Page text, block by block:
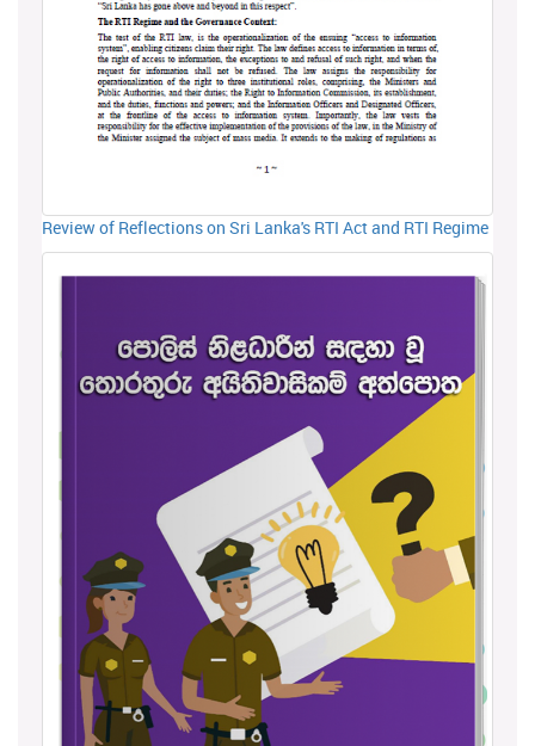
Review of Reflections on Sri Lanka's RTI Act and RTI Regime